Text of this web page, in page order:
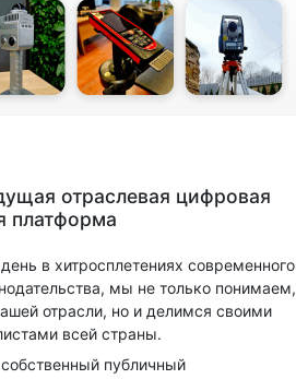
отраслевая цифровая
платформа
в хитросплетениях современного
мы не только понимаем,
отрасли, но и делимся своими
всей страны.
публичный